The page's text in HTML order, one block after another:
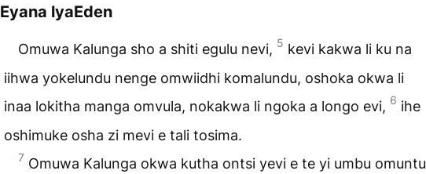
Eyana lyaEden
Omuwa Kalunga sho a shiti egulu nevi, 5 kevi kakwa li ku na
iihwa yokelundu nenge omwiidhi komalundu, oshoka okwa li
inaa lokitha manga omvula, nokakwa li ngoka a longo evi, 6 ihe
oshimuke osha zi mevi e tali tosima.
7 Omuwa Kalunga okwa kutha ontsi yevi e te yi umbu